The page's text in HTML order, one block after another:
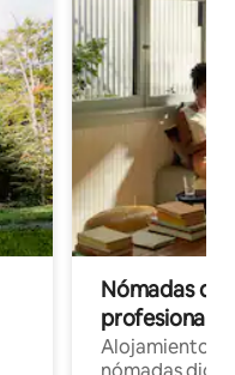
Nómadas
Alojamientos